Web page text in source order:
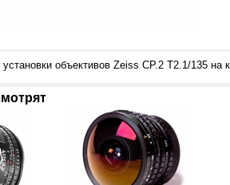
объективов Zeiss CP.2 Т2.1/135 на